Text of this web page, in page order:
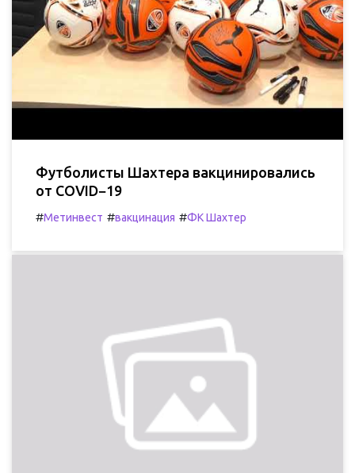
Футболисты Шахтера вакцинировались
от COVID−19
#Метинвест #вакцинация #ФК Шахтер